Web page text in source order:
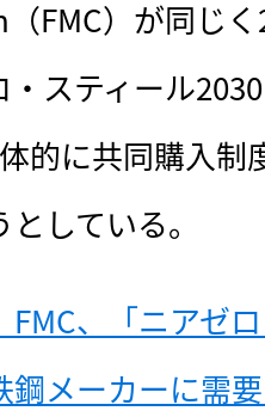
FMC）が同じ
スティール
的に共同購入制
している。
FMC、「ニアゼ
鋼メーカーに需